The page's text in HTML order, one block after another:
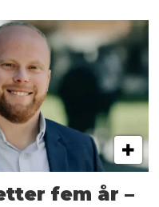
fem år –